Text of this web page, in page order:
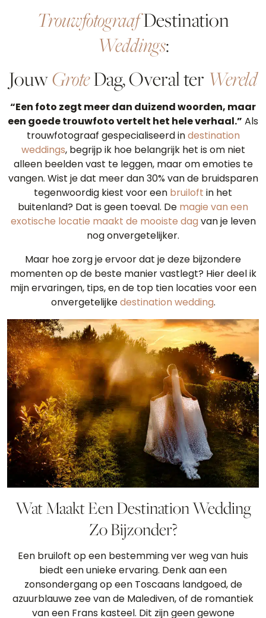
TrouwfotograafDestination
Weddings:
JouwGroteDag, Overal ter Wereld
“Een foto zegt meer dan duizend woorden, maar
een goede trouwfoto vertelt het hele verhaal.” Als
trouwfotograaf gespecialiseerd indestination
weddings, begrijp ik hoe belangrijk het is om niet
alleen beelden vast te leggen, maar om emoties te
vangen. Wist je dat meer dan 30% van de bruidsparen
tegenwoordig kiest voor een bruiloft in het
buitenland? Dat is geen toeval. De magie van een
exotische locatie maakt de mooiste dag van je leven
nog onvergetelijker.
Maar hoe zorg je ervoor dat je deze bijzondere
momenten op de beste manier vastlegt? Hier deel ik
mijn ervaringen, tips, en de top tien locaties voor een
onvergetelijkedestination wedding.
Wat Maakt Een Destination Wedding
Zo Bijzonder?
Een bruiloft op een bestemming ver weg van huis
biedt een unieke ervaring. Denk aan een
zonsondergang op een Toscaans landgoed, de
azuurblauwe zee van de Malediven, of de romantiek
van een Frans kasteel. Dit zijn geen gewone